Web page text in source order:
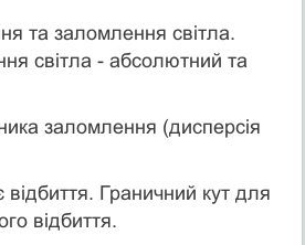
та заломлення світла.
світла - абсолютний та
заломлення (дисперсія
Граничний кут для
відбиття.